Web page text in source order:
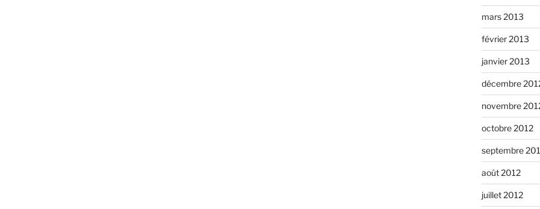
mars 2013
février 2013
janvier 2013
décembre
novembre
octobre 2012
septembre
août 2012
juillet 2012